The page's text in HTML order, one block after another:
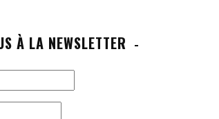
À LA NEWSLETTER